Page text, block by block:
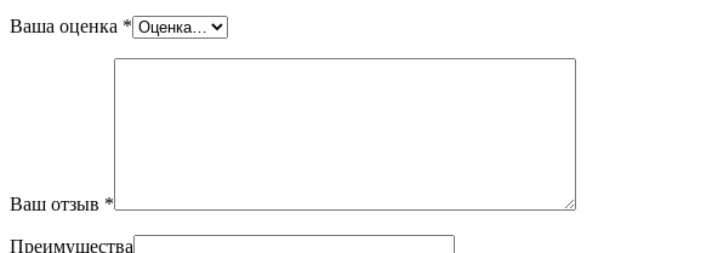
Ваша оценка *
Ваш отзыв *
Преимущества